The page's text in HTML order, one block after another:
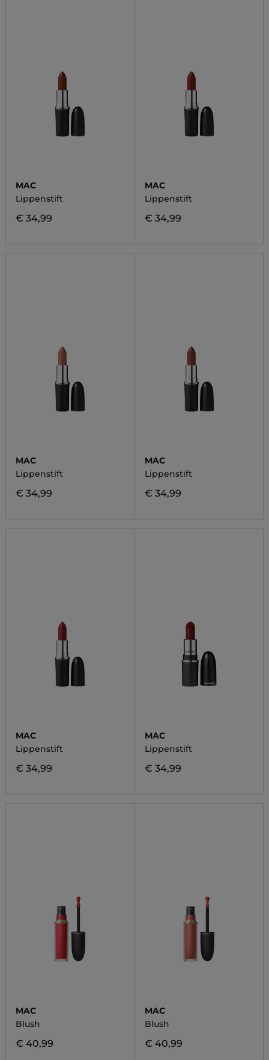
MAC
Lippenstift
€ 34,99
MAC
Lippenstift
€ 34,99
MAC
Lippenstift
€ 34,99
MAC
Lippenstift
€ 34,99
MAC
Lippenstift
€ 34,99
MAC
Lippenstift
€ 34,99
MAC
Blush
€ 40,99
MAC
Blush
€ 40,99